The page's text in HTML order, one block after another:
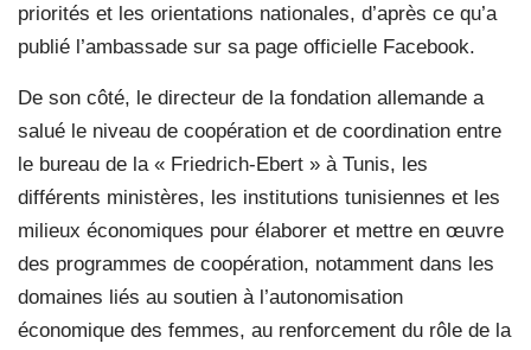
priorités et les orientations nationales, d’après ce qu’a
publié l’ambassade sur sa page officielle Facebook.
De son côté, le directeur de la fondation allemande a
salué le niveau de coopération et de coordination entre
le bureau de la « Friedrich-Ebert » à Tunis, les
différents ministères, les institutions tunisiennes et les
milieux économiques pour élaborer et mettre en œuvre
des programmes de coopération, notamment dans les
domaines liés au soutien à l’autonomisation
économique des femmes, au renforcement du rôle de la